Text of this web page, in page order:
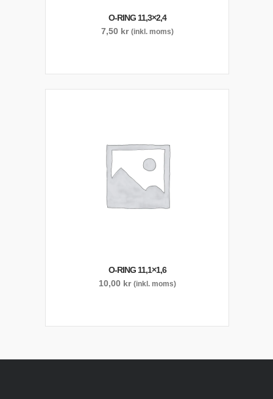
O-RING 11,3×2,4
7,50 kr (inkl. moms)
O-RING 11,1×1,6
10,00 kr (inkl. moms)